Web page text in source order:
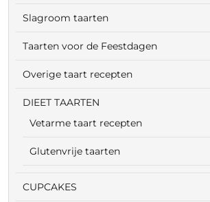
Slagroom taarten
Taarten voor de Feestdagen
Overige taart recepten
DIEET TAARTEN
Vetarme taart recepten
Glutenvrije taarten
CUPCAKES